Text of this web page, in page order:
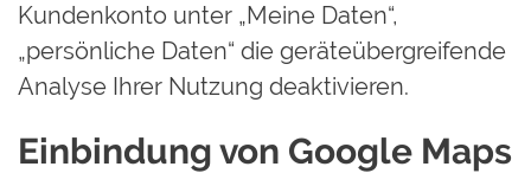
Kundenkonto unter „Meine Daten“,
„persönliche Daten“ die geräteübergreifende
Analyse Ihrer Nutzung deaktivieren.
Einbindung von Google Maps